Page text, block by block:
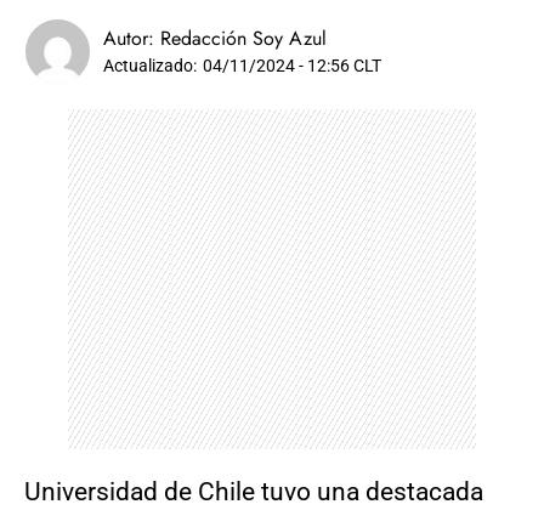
Autor: Redacción Soy Azul
Actualizado: 04/11/2024 - 12:56 CLT
Universidad de Chile tuvo una destacada